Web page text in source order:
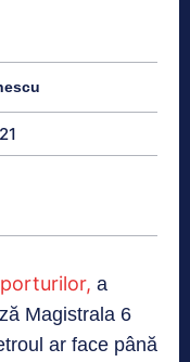
a
Magistrala 6
ar face până